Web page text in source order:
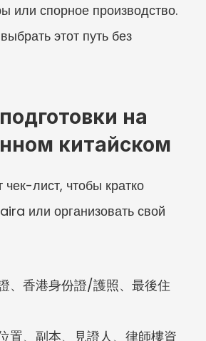
или спорное производство.
этот путь без
на
китайском
чек-лист, чтобы кратко
или организовать свой
、香港身份證/護照、最後住
置、副本、見證人、律師樓資